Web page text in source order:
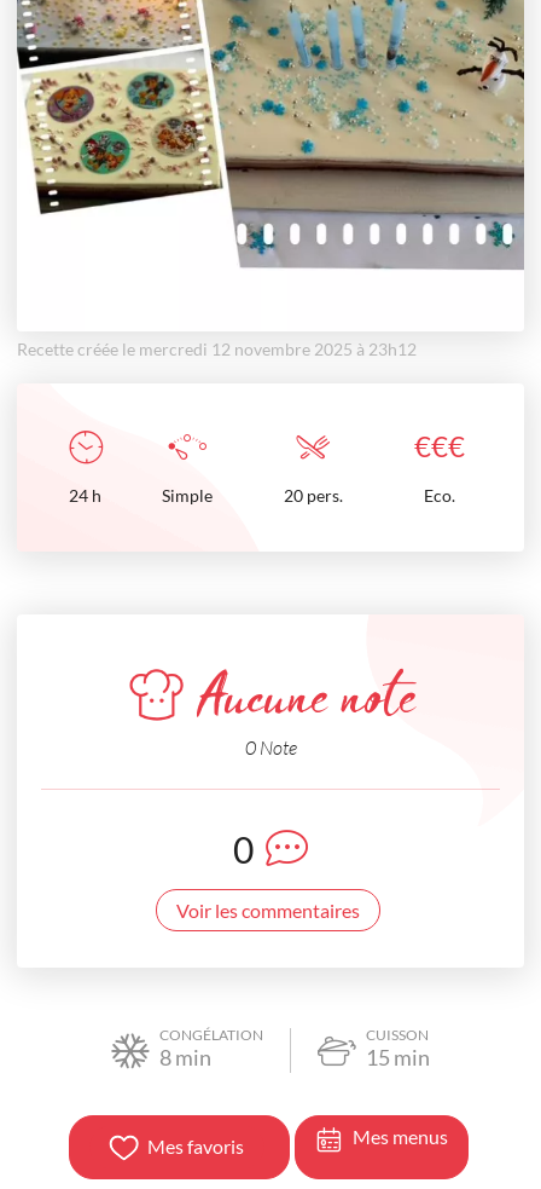
Recette créée le mercredi 12 novembre 2025 à 23h12
€€€
24 h Simple 20 pers. Eco.
Aucune note
0 Note
0
Voir les commentaires
CONGÉLATION
8min
CUISSON
15 min
Mes favoris Mes menus